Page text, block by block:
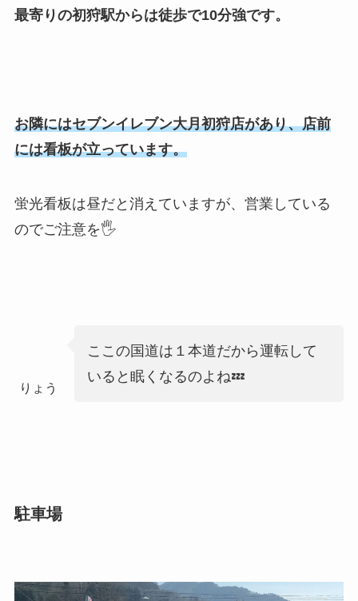
最寄りの初狩駅からは徒歩で10分強です。
お隣にはセブンイレブン大月初狩店があり、店前
には看板が立っています。
蛍光看板は昼だと消えていますが、営業している
のでご注意を🖐
りょう
ここの国道は１本道だから運転して
いると眠くなるのよね💤
駐車場